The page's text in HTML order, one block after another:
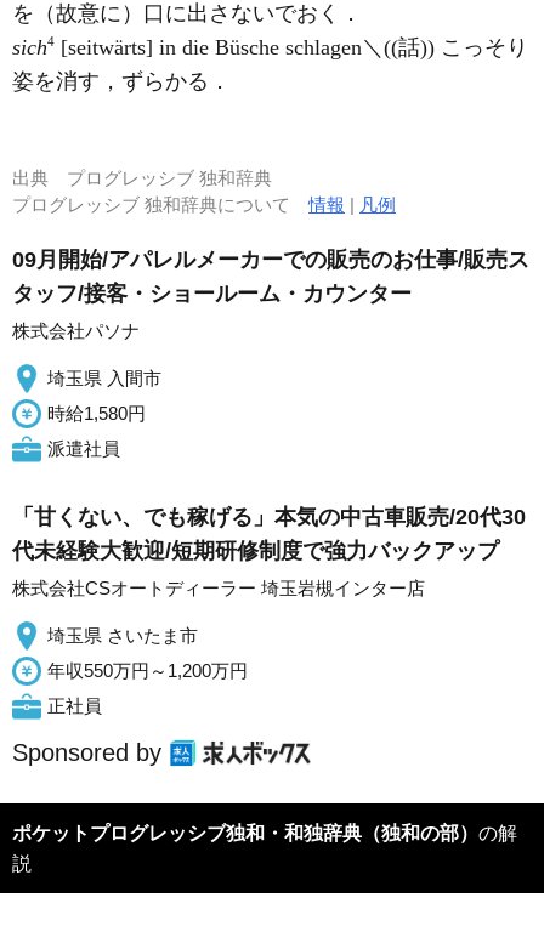
を（故意に）口に出さないでおく．
sich4 [seitwärts] in die Büsche schlagen＼((話)) こっそり
姿を消す，ずらかる．
出典 プログレッシブ 独和辞典
プログレッシブ 独和辞典について情報 | 凡例
09月開始/アパレルメーカーでの販売のお仕事/販売ス
タッフ/接客・ショールーム・カウンター
株式会社パソナ
埼玉県 入間市
時給1,580円
派遣社員
「甘くない、でも稼げる」本気の中古車販売/20代30
代未経験大歓迎/短期研修制度で強力バックアップ
株式会社CSオートディーラー 埼玉岩槻インター店
埼玉県 さいたま市
年収550万円～1,200万円
正社員
Sponsored by
ポケットプログレッシブ独和・和独辞典（独和の部） の解
説